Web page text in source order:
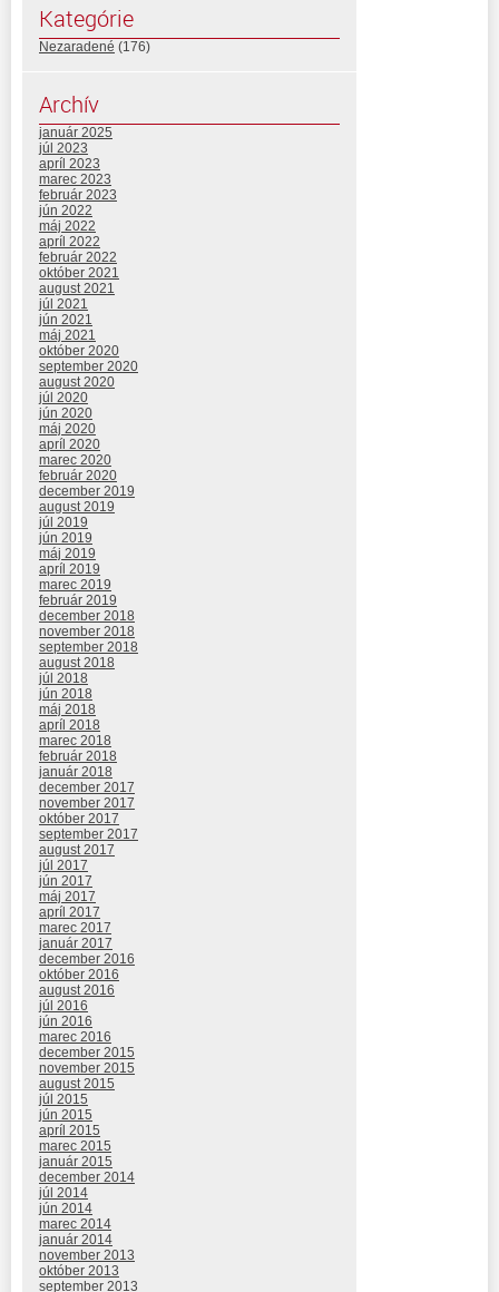
Kategórie
Nezaradené (176)
Archív
január 2025
júl 2023
apríl 2023
marec 2023
február 2023
jún 2022
máj 2022
apríl 2022
február 2022
október 2021
august 2021
júl 2021
jún 2021
máj 2021
október 2020
september 2020
august 2020
júl 2020
jún 2020
máj 2020
apríl 2020
marec 2020
február 2020
december 2019
august 2019
júl 2019
jún 2019
máj 2019
apríl 2019
marec 2019
február 2019
december 2018
november 2018
september 2018
august 2018
júl 2018
jún 2018
máj 2018
apríl 2018
marec 2018
február 2018
január 2018
december 2017
november 2017
október 2017
september 2017
august 2017
júl 2017
jún 2017
máj 2017
apríl 2017
marec 2017
január 2017
december 2016
október 2016
august 2016
júl 2016
jún 2016
marec 2016
december 2015
november 2015
august 2015
júl 2015
jún 2015
apríl 2015
marec 2015
január 2015
december 2014
júl 2014
jún 2014
marec 2014
január 2014
november 2013
október 2013
september 2013